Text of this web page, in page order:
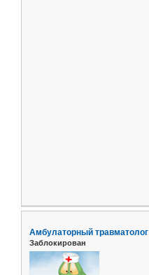
Амбулаторный травматолог
Заблокирован